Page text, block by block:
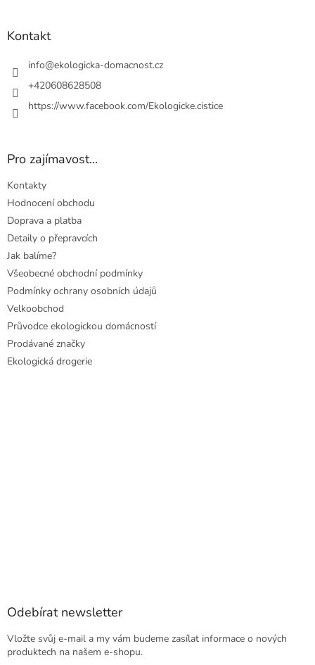
Kontakt
info@ekologicka-domacnost.cz
+420608628508
https://www.facebook.com/Ekologicke.cistice
Pro zajímavost...
Kontakty
Hodnocení obchodu
Doprava a platba
Detaily o přepravcích
Jak balíme?
Všeobecné obchodní podmínky
Podmínky ochrany osobních údajů
Velkoobchod
Průvodce ekologickou domácností
Prodávané značky
Ekologická drogerie
Odebírat newsletter
Vložte svůj e-mail a my vám budeme zasílat informace o nových
produktech na našem e-shopu.